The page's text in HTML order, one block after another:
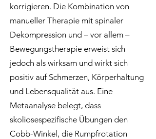
korrigieren. Die Kombination von
manueller Therapie mit spinaler
Dekompression und – vor allem –
Bewegungstherapie erweist sich
jedoch als wirksam und wirkt sich
positiv auf Schmerzen, Körperhaltung
und Lebensqualität aus. Eine
Metaanalyse belegt, dass
skoliosespezifische Übungen den
Cobb-Winkel, die Rumpfrotation